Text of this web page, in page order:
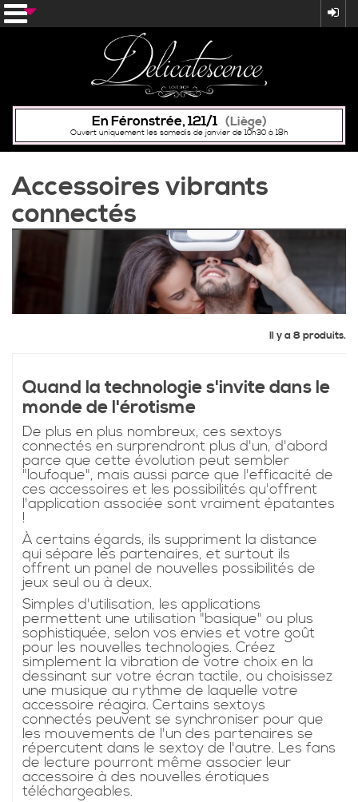
En Féronstrée, 121/1 (Liège)
Ouvert uniquement les samedis de janvier de 10h30 à 18h
Accessoires vibrants
connectés
Il y a 8 produits.
Quand la technologie s'invite dans le
monde de l'érotisme
De plus en plus nombreux, ces sextoys
connectés en surprendront plus d'un, d'abord
parce que cette évolution peut sembler
"loufoque", mais aussi parce que l'efficacité de
ces accessoires et les possibilités qu'offrent
l'application associée sont vraiment épatantes
!
À certains égards, ils suppriment la distance
qui sépare les partenaires, et surtout ils
offrent un panel de nouvelles possibilités de
jeux seul ou à deux.
Simples d'utilisation, les applications
permettent une utilisation "basique" ou plus
sophistiquée, selon vos envies et votre goût
pour les nouvelles technologies. Créez
simplement la vibration de votre choix en la
dessinant sur votre écran tactile, ou choisissez
une musique au rythme de laquelle votre
accessoire réagira. Certains sextoys
connectés peuvent se synchroniser pour que
les mouvements de l'un des partenaires se
répercutent dans le sextoy de l'autre. Les fans
de lecture pourront même associer leur
accessoire à des nouvelles érotiques
téléchargeables.